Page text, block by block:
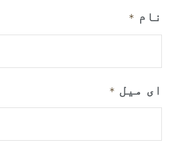
نام *
ای میل *